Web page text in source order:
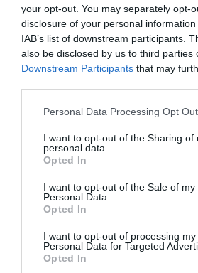
your opt-out. You may separately opt-
disclosure of your personal
IAB’s list of downstream participants.
also be disclosed by us to third parties
Downstream Participants that may
Personal Data Processing Opt
I want to opt-out of the Sharing of
personal data.
Opted In
I want to opt-out of the Sale of my
Personal Data.
Opted In
I want to opt-out of processing my
Personal Data for Targeted
Opted In